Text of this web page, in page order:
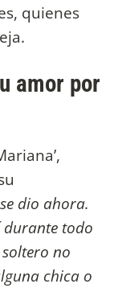
quienes
amor por
dio ahora.
durante todo
no
chica o